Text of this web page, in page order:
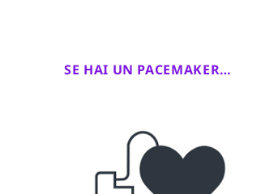
SE HAI UN PACEMAKER…